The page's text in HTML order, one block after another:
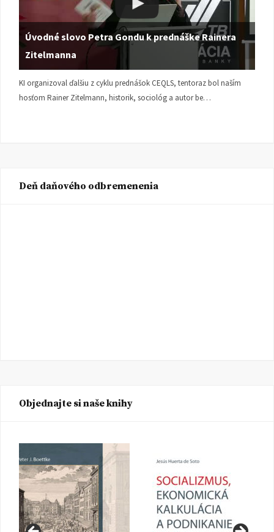
Úvodné slovo Petra Gondu k prednáške Rainera
Zitelmanna
KI organizoval ďalšiu z cyklu prednášok CEQLS, tentoraz bol naším
hosťom Rainer Zitelmann, historik, sociológ a autor be…
Deň daňového odbremenenia
Objednajte si naše knihy